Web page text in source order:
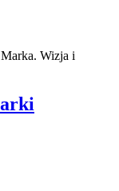
Marka. Wizja i